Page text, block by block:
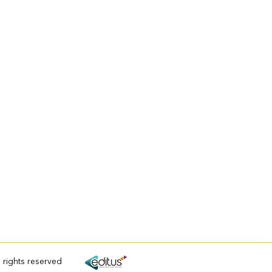
rights reserved